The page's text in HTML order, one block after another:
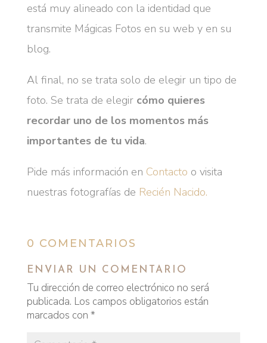
está muy alineado con la identidad que
transmite Mágicas Fotos en su web y en su
blog.
Al final, no se trata solo de elegir un tipo de
foto. Se trata de elegir cómo quieres
recordar uno de los momentos más
importantes de tu vida.
Pide más información en Contacto o visita
nuestras fotografías de Recién Nacido.
0 COMENTARIOS
ENVIAR UN COMENTARIO
Tu dirección de correo electrónico no será
publicada. Los campos obligatorios están
marcados con *